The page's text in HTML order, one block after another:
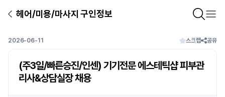
헤어/미용/마사지 구인정보
2026-06-11 스크랩 공유
(주3일/빠른승진/인센) 기기전문 에스테틱샵 피부관
리사&상담실장 채용